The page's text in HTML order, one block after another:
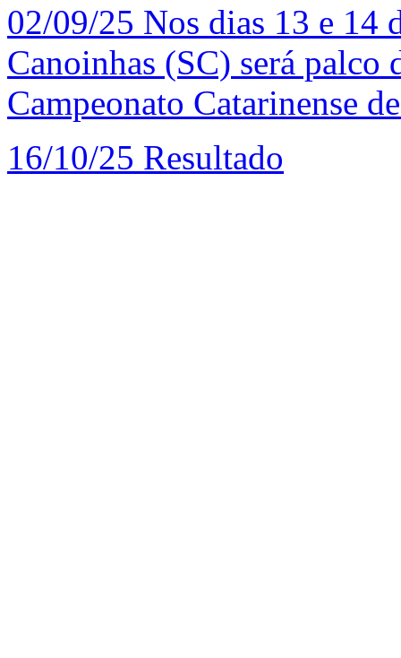
02/09/25 Nos dias 13 e 14
Canoinhas (SC) será palco
Campeonato Catarinense
16/10/25 Resultado